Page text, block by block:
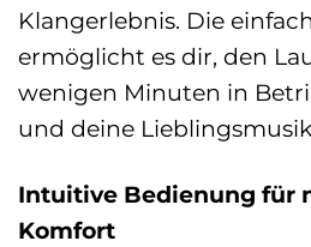
Klangerlebnis. Die
ermöglicht es dir, den
wenigen Minuten in
und deine
Intuitive Bedienung für
Komfort